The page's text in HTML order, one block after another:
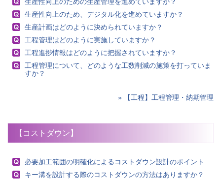
生産性向上のため、デジタル化を進めていますか？
生産計画はどのように決められていますか？
工程管理はどのように実施していますか？
工程進捗情報はどのように把握されていますか？
工程管理について、どのような工数削減の施策を打っていま
すか？
» 【工程】工程管理・納期管理
【コストダウン】
必要加工範囲の明確化によるコストダウン設計のポイント
キー溝を設計する際のコストダウンの方法はありますか？